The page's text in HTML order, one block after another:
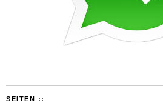
SEITEN ::